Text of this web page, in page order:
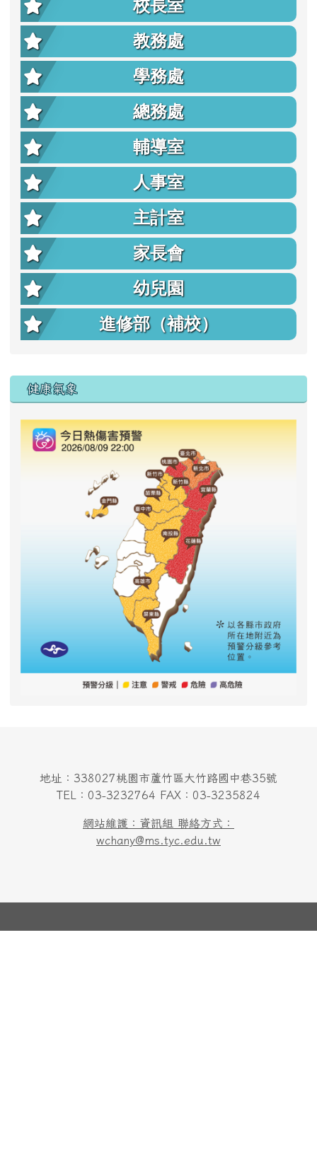
校長室
教務處
學務處
總務處
輔導室
人事室
主計室
家長會
幼兒園
進修部（補校）
右邊區域內容
健康氣象
地址：338027桃園市蘆竹區大竹路國中巷35號
TEL：03-3232764 FAX：03-3235824
網站維護：資訊組 聯絡方式：
wchany@ms.tyc.edu.tw